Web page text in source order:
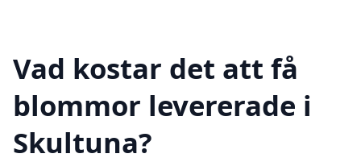
Vad kostar det att få
blommor levererade i
Skultuna?